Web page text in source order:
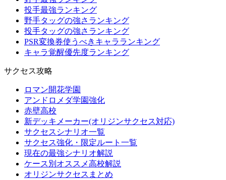
投手最強ランキング
野手タッグの強さランキング
投手タッグの強さランキング
PSR変換券使うべきキャラランキング
キャラ覚醒優先度ランキング
サクセス攻略
ロマン開花学園
アンドロメダ学園強化
赤壁高校
新デッキメーカー(オリジンサクセス対応)
サクセスシナリオ一覧
サクセス強化・限定ルート一覧
現在の最強シナリオ解説
ケース別オススメ高校解説
オリジンサクセスまとめ